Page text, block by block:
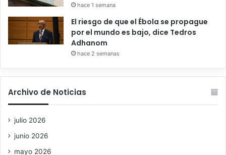
hace 1 semana
El riesgo de que el Ébola se propague
por el mundo es bajo, dice Tedros
Adhanom
hace 2 semanas
Archivo de Noticias
julio 2026
junio 2026
mayo 2026